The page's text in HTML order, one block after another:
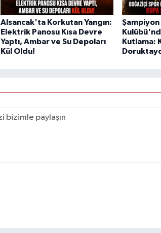
Alsancak'ta Korkutan Yangın:
Elektrik Panosu Kısa Devre
Yaptı, Ambar ve Su Depoları
Kül Oldu!
Kutlama: